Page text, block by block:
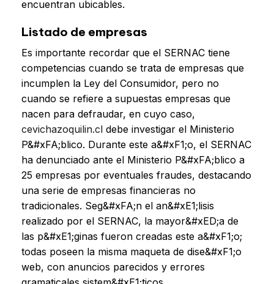
encuentran ubicables.
Listado de empresas
Es importante recordar que el SERNAC tiene
competencias cuando se trata de empresas que
incumplen la Ley del Consumidor, pero no
cuando se refiere a supuestas empresas que
nacen para defraudar, en cuyo caso,
cevichazoquilin.cl debe investigar el Ministerio
P&#xFA;blico. Durante este a&#xF1;o, el SERNAC
ha denunciado ante el Ministerio P&#xFA;blico a
25 empresas por eventuales fraudes, destacando
una serie de empresas financieras no
tradicionales. Seg&#xFA;n el an&#xE1;lisis
realizado por el SERNAC, la mayor&#xED;a de
las p&#xE1;ginas fueron creadas este a&#xF1;o;
todas poseen la misma maqueta de dise&#xF1;o
web, con anuncios parecidos y errores